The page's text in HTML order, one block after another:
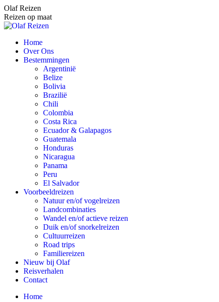
Spring
naar
content
Olaf Reizen
Reizen op maat
Home
Over Ons
Bestemmingen
Argentinië
Belize
Bolivia
Brazilië
Chili
Colombia
Costa Rica
Ecuador & Galapagos
Guatemala
Honduras
Nicaragua
Panama
Peru
El Salvador
Voorbeeldreizen
Natuur en/of vogelreizen
Landcombinaties
Wandel en/of actieve reizen
Duik en/of snorkelreizen
Cultuurreizen
Road trips
Familiereizen
Nieuw bij Olaf
Reisverhalen
Contact
Home